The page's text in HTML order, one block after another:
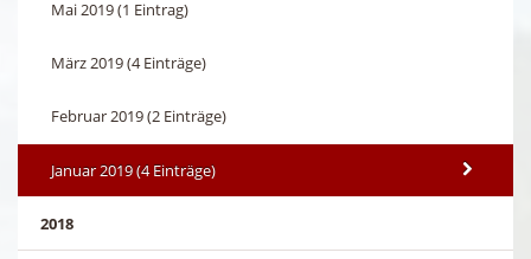
Mai 2019 (1 Eintrag)
März 2019 (4 Einträge)
Februar 2019 (2 Einträge)
Januar 2019 (4 Einträge)
2018